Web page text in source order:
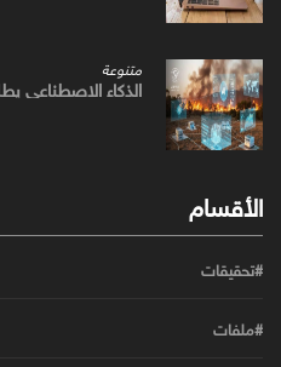
متنوعة
الذكاء الاصطناعي
الأقسام
#تحقيقات
#ملفات